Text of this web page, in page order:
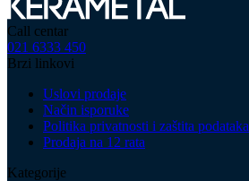
Call centar
021 6333 450
Brzi linkovi
Uslovi prodaje
Način isporuke
Politika privatnosti i zaštita podataka
Prodaja na 12 rata
Kategorije